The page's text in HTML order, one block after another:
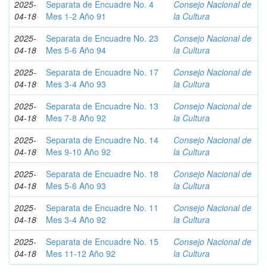
2025-
04-18
Separata de Encuadre No. 4
Mes 1-2 Año 91
Consejo Nacional de
la Cultura
2025-
04-18
Separata de Encuadre No. 23
Mes 5-6 Año 94
Consejo Nacional de
la Cultura
2025-
04-18
Separata de Encuadre No. 17
Mes 3-4 Año 93
Consejo Nacional de
la Cultura
2025-
04-18
Separata de Encuadre No. 13
Mes 7-8 Año 92
Consejo Nacional de
la Cultura
2025-
04-18
Separata de Encuadre No. 14
Mes 9-10 Año 92
Consejo Nacional de
la Cultura
2025-
04-18
Separata de Encuadre No. 18
Mes 5-6 Año 93
Consejo Nacional de
la Cultura
2025-
04-18
Separata de Encuadre No. 11
Mes 3-4 Año 92
Consejo Nacional de
la Cultura
2025-
04-18
Separata de Encuadre No. 15
Mes 11-12 Año 92
Consejo Nacional de
la Cultura